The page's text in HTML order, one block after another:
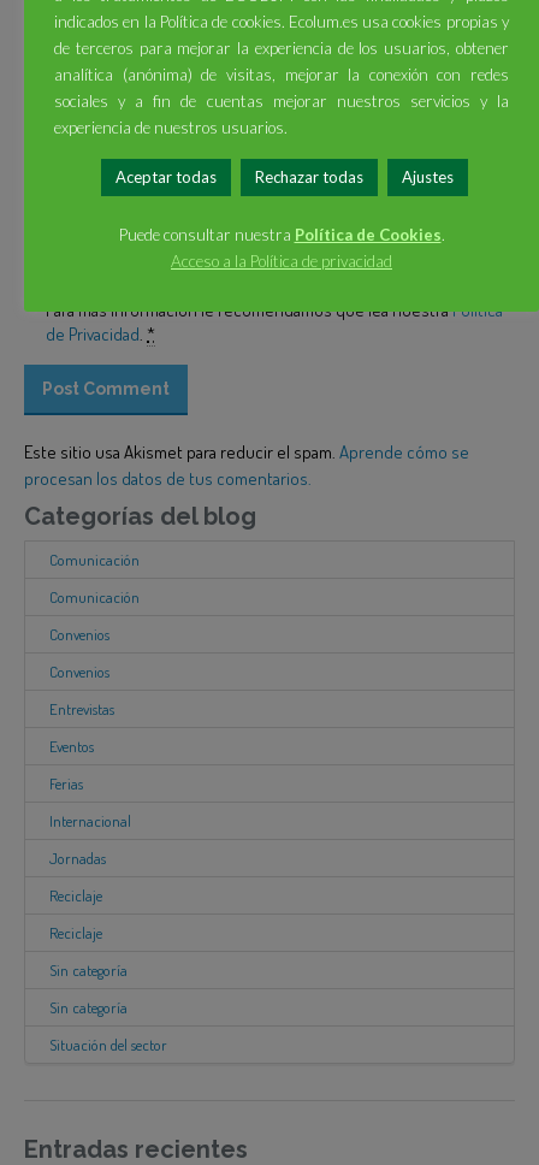
solicitudes presentadas en el presente formulario.
Puede ejercitar sus derechos de acceso, rectificación,
supresión, portabilidad y la limitación u oposición, así como,
retirar su consentimiento mediante el envío de un mensaje de
correo electrónico a protecciondedatos@recyclia.es
dirección que haya facilitado en el registro o como medio de
contacto, indicando la referencia “Ejercicio derechos protección
como a reclamar ante la Autoridad de Control (Agencia Española
de Protección de Datos: www.aepd.es ).
Para más información le recomendamos que lea nuestraPolítica
de Privacidad *
Este sitio usa Akismet para reducir el spam. Aprende cómo se
procesan los datos de tus comentarios.
Categorías del blog
Comunicación
Comunicación
Convenios
Convenios
Entrevistas
Eventos
Ferias
Internacional
Jornadas
Reciclaje
Reciclaje
Sin categoría
Sin categoría
Situación del sector
Entradas recientes
indicados en la Política de cookies. Ecolum.es usa cookies propias y
de terceros para mejorar la experiencia de los usuarios, obtener
analítica (anónima) de visitas, mejorar la conexión con redes
sociales y a fin de cuentas mejorar nuestros servicios y la
experiencia de nuestros usuarios.
Aceptar todas Rechazar todas Ajustes
Puede consultar nuestra Política de Cookies.
Acceso a la Política de privacidad